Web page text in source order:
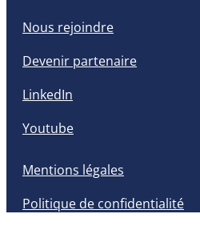
Nous rejoindre
Devenir partenaire
LinkedIn
Youtube
Mentions légales
Politique de confidentialité